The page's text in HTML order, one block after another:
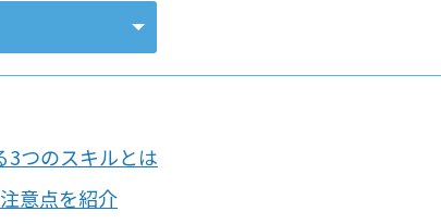
3つのスキルとは
意点を紹介